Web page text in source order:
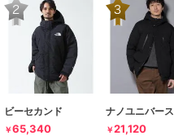
ビーセカンド
￥65,340
ナノユニバース
￥21,120